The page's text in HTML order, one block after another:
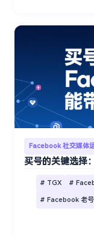
Facebook 社交媒体
买号的关键选择
# TGX #
# Facebook 老